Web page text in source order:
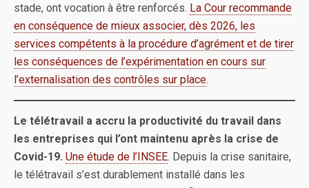
stade, ont vocation à être renforcés. La Cour recommande
en conséquence de mieux associer, dès 2026, les
services compétents à la procédure d’agrément et de tirer
les conséquences de l’expérimentation en cours sur
l’externalisation des contrôles sur place.
Le télétravail a accru la productivité du travail dans
les entreprises qui l’ont maintenu après la crise de
Covid-19. Une étude de l’INSEE. Depuis la crise sanitaire,
le télétravail s’est durablement installé dans les